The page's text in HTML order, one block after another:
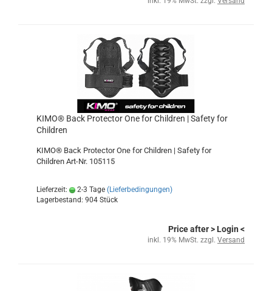
KIMO® Back Protector One for Children | Safety for
Children
KIMO® Back Protector One for Children | Safety for
Children Art-Nr. 105115
Lieferzeit: 2-3 Tage (Lieferbedingungen)
Lagerbestand: 904 Stück
Price after> Login <
inkl. 19% MwSt. zzgl. Versand